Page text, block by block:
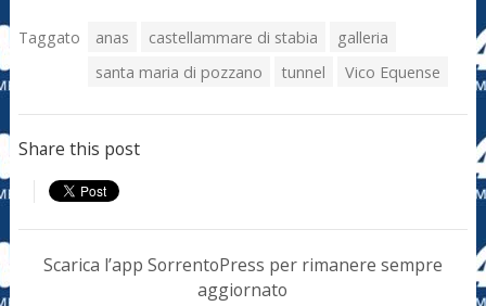
Taggato anas castellammare di stabia
galleria
santa maria di pozzano
tunnel Vico Equense
Share this post
Scarica l’app SorrentoPress per rimanere sempre
aggiornato